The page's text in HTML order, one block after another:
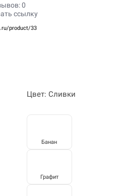
0
ссылку
product/33
Цвет: Сливки
Банан
Графит